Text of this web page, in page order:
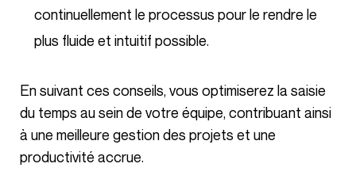
continuellement le processus pour le rendre le
plus fluide et intuitif possible.
En suivant ces conseils, vous optimiserez la saisie
du temps au sein de votre équipe, contribuant ainsi
à une meilleure gestion des projets et une
productivité accrue.